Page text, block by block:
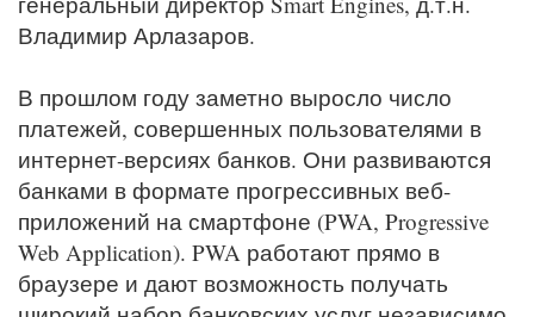
Владимир Арлазаров.
В прошлом году заметно выросло число
платежей, совершенных пользователями в
интернет-версиях банков. Они развиваются
банками в формате прогрессивных веб-
приложений на смартфоне (PWA, Progressive
Web Application). PWA работают прямо в
браузере и дают возможность получать